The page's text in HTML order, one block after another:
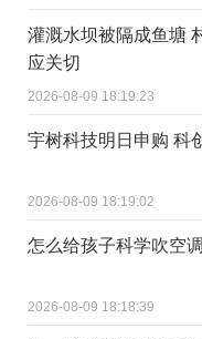
灌溉水坝被隔成鱼塘
应关切
2026-08-09 18:19:23
宇树科技明日申购 科
2026-08-09 18:19:02
怎么给孩子科学吹空
2026-08-09 18:18:39